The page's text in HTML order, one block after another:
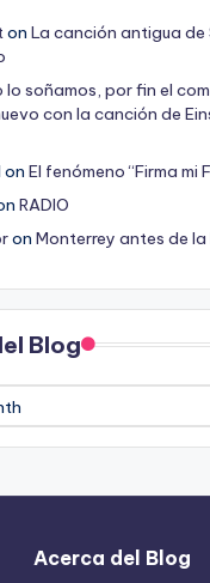
on La canción antigua de
lo soñamos, por fin el
con la canción de
on El fenómeno “Firma mi
RADIO
on Monterrey antes de
Blog
Acerca del Blog